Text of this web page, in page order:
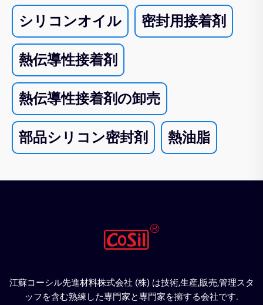
シリコンオイル 密封用接着剤
熱伝導性接着剤
熱伝導性接着剤の卸売
部品シリコン密封剤 熱油脂
江蘇コーシル先進材料株式会社 (株) は技術,生産,販売,管理スタ
ッフを含む熟練した専門家と専門家を擁する会社です.